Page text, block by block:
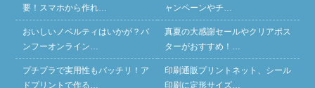
要！スマホから作れ…
おいしいノベルティはいかが？バ
ンフーオンライン…
プチプラで実用性もバッチリ！ア
ドプリントで作る…
ャンペーンやチ…
真夏の大感謝セールやクリアポス
ターがおすすめ！…
印刷通販プリントネット、シール
印刷に定形サイズ…